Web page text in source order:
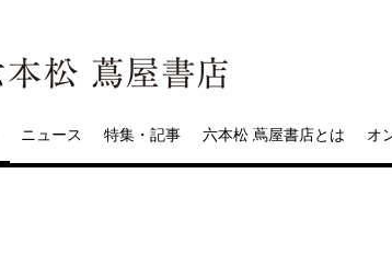
ニュース 特集・記事 六本松 蔦屋書店とは オ